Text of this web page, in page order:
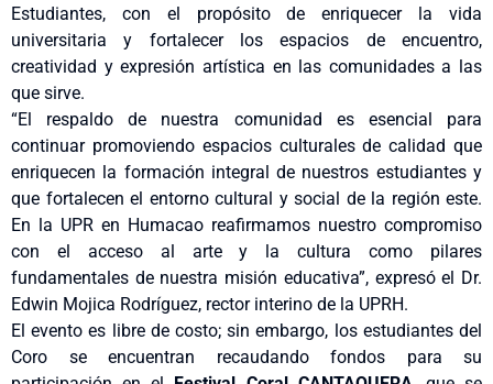
Estudiantes, con el propósito de enriquecer la vida
universitaria y fortalecer los espacios de encuentro,
creatividad y expresión artística en las comunidades a las
que sirve.
“El respaldo de nuestra comunidad es esencial para
continuar promoviendo espacios culturales de calidad que
enriquecen la formación integral de nuestros estudiantes y
que fortalecen el entorno cultural y social de la región este.
En la UPR en Humacao reafirmamos nuestro compromiso
con el acceso al arte y la cultura como pilares
fundamentales de nuestra misión educativa”, expresó el Dr.
Edwin Mojica Rodríguez, rector interino de la UPRH.
El evento es libre de costo; sin embargo, los estudiantes del
Coro se encuentran recaudando fondos para su